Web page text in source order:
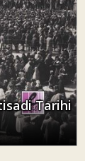
Tarihi